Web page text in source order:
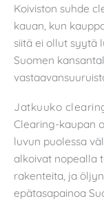
Koiviston suhde
kauan, kun
siitä ei ollut syytä
Suomen
Jatkuuko
Clearing-kaupan
luvun puolessa
alkoivat nopealla
rakenteita, ja
epätasapainoa